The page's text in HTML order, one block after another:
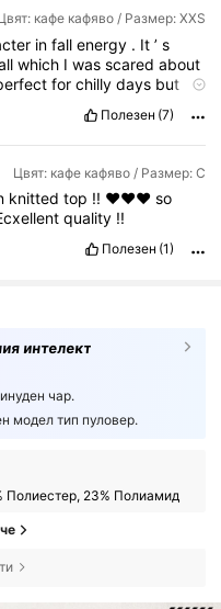
кафе кафяво / Размер: XXS
in fall energy . It ’ s
which Iwasscaredabout
forchillydays but
Полезен (7)
Цвят: кафе кафяво / Размер: С
knitted top !! ❤️❤️❤️ so
quality !!
Полезен (1)
интелект
чар.
модел тип пуловер.
Полиестер, 23% Полиамид